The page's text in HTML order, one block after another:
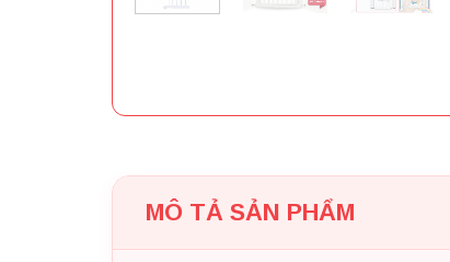
MÔ TẢ SẢN PHẨM